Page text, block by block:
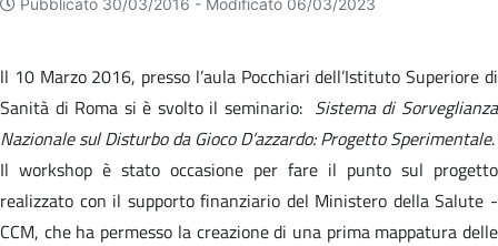
ll 10 Marzo 2016, presso l’aula Pocchiari dell’Istituto Superiore di
Sanità di Roma si è svolto il seminario: Sistema di Sorveglianza
Nazionale sul Disturbo da Gioco D’azzardo: Progetto Sperimentale.
Il workshop è stato occasione per fare il punto sul progetto
realizzato con il supporto finanziario del Ministero della Salute -
CCM, che ha permesso la creazione di una prima mappatura delle